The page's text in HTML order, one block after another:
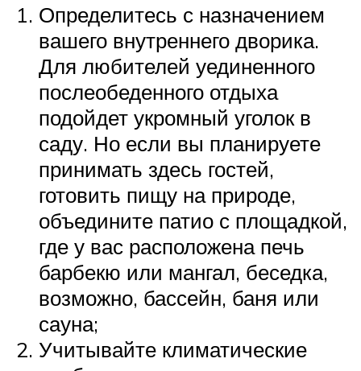
Определитесь с назначением
вашего внутреннего дворика.
Для любителей уединенного
послеобеденного отдыха
подойдет укромный уголок в
саду. Но если вы планируете
принимать здесь гостей,
готовить пищу на природе,
объедините патио с площадкой,
где у вас расположена печь
барбекю или мангал, беседка,
возможно, бассейн, баня или
сауна;
Учитывайте климатические